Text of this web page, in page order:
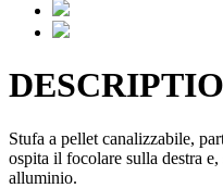
Stufa a pellet canalizzabile,
ospita il focolare sulla destra
alluminio.